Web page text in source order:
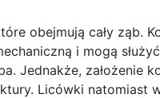
obejmują cały ząb.
i mogą
Jednakże, założenie
Licówki natomiast